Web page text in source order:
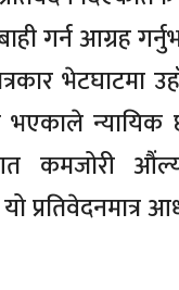
गर्न आग्रह
भेटघाटमा
भएकाले
कमजोरी